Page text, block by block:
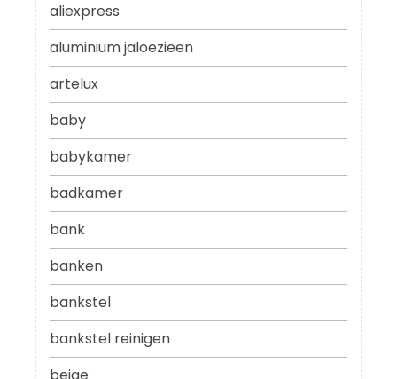
aliexpress
aluminium jaloezieen
artelux
baby
babykamer
badkamer
bank
banken
bankstel
bankstel reinigen